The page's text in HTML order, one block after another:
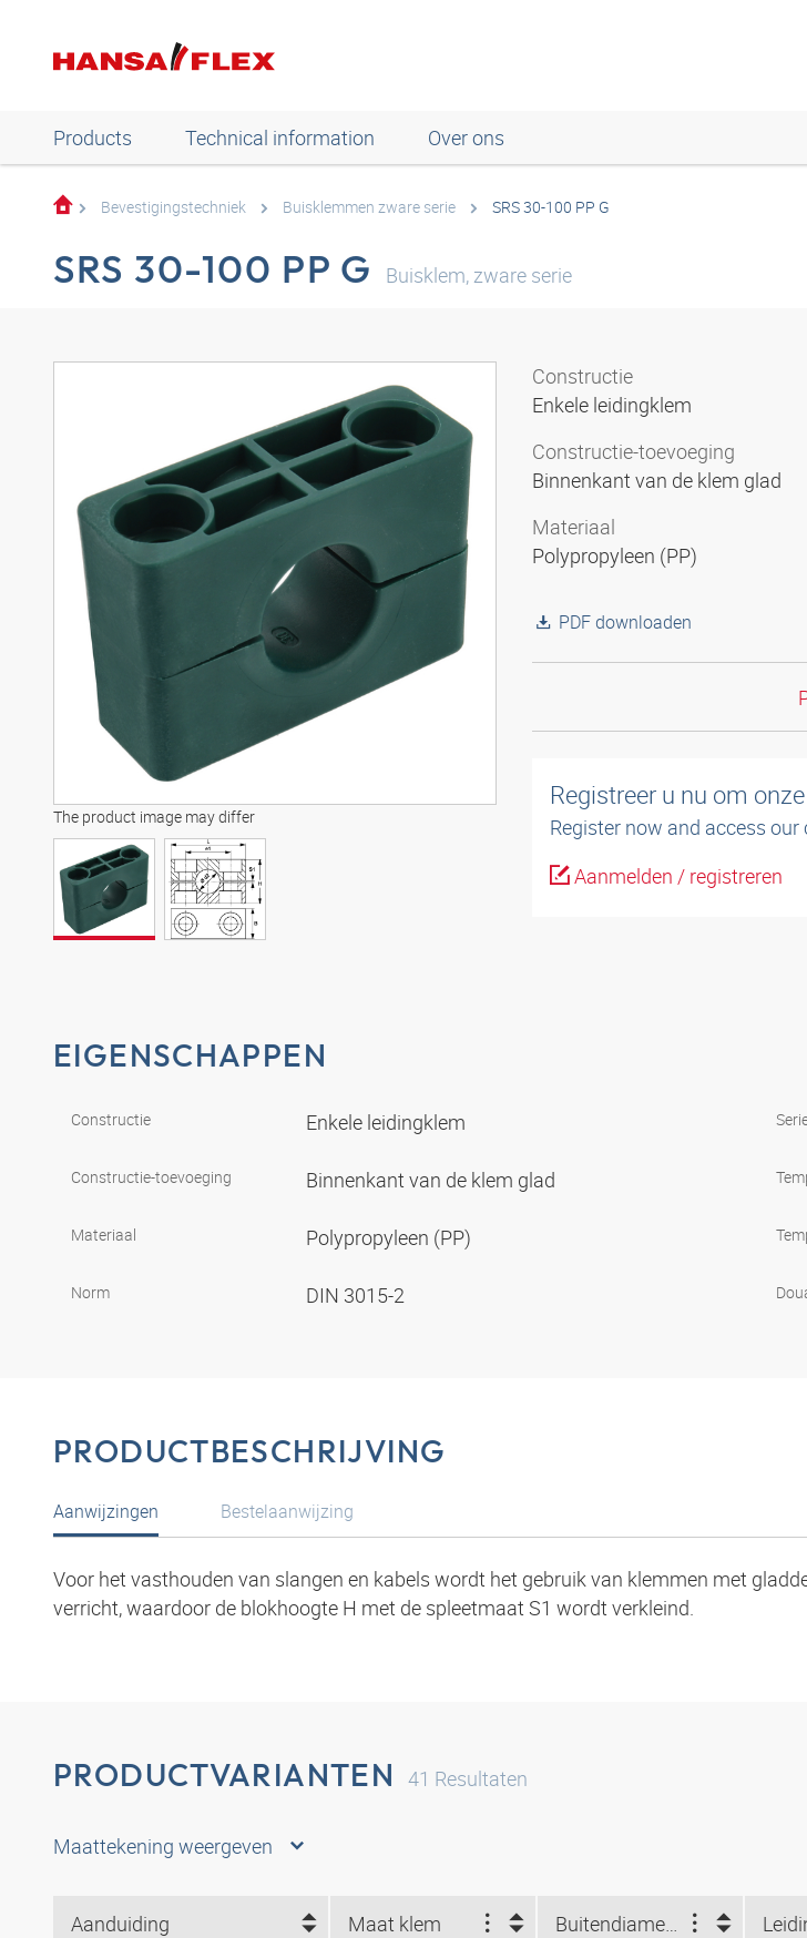
Products Technical information Over ons
Bevestigingstechniek Buisklemmen zware serie SRS 30-100 PP G
SRS 30-100 PP G Buisklem, zware serie
The product image may differ
Constructie
Enkele leidingklem
Constructie-toevoeging
Binnenkant van de klem glad
Materiaal
Polypropyleen (PP)
PDF downloaden
Registreer u nu om
Register now and access
Aanmelden / registreren
EIGENSCHAPPEN
Constructie Enkele leidingklem
Constructie-toevoeging Binnenkant van de klem glad
Materiaal Polypropyleen (PP)
Norm DIN 3015-2
PRODUCTBESCHRIJVING
Aanwijzingen
Voor het vasthouden van slangen en kabels wordt het gebruik van klemmen met
verricht, waardoor de blokhoogte H met de spleetmaat S1 wordt verkleind.
Bestelaanwijzing
PRODUCTVARIANTEN 41 Resultaten
Maattekening weergeven
Aanduiding Maat klem Buitendiameter leiding-Ø d2 NUM (")